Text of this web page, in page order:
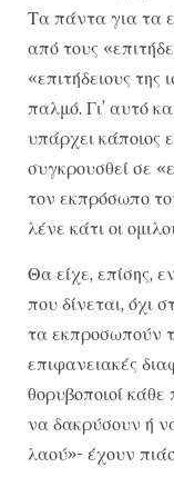
Τα πάντα για τα
από τους
«επιτήδειους της
παλμό. Γι’ αυτό
υπάρχει
συγκρουσθεί σε
τον εκπρόσωπο
λένε κάτι οι
Θα είχε, επίσης,
που δίνεται, όχι
τα εκπροσωπούν
επιφανειακές
θορυβοποιοί κάθε
να δακρύσουν ή
λαού»- έχουν